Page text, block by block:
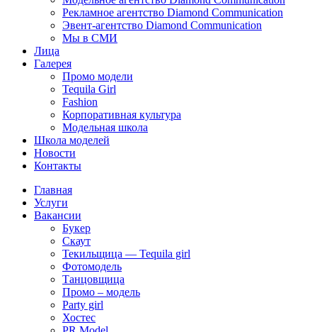
Рекламное агентство Diamond Communication
Эвент-агентство Diamond Communication
Мы в СМИ
Лица
Галерея
Промо модели
Tequila Girl
Fashion
Корпоративная культура
Модельная школа
Школа моделей
Новости
Контакты
Главная
Услуги
Вакансии
Букер
Скаут
Текильщица — Tequila girl
Фотомодель
Танцовщица
Промо – модель
Party girl
Хостес